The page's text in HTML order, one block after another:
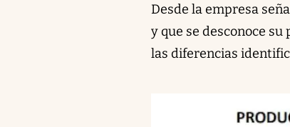
Desde la empresa
y que se desconoce
las diferencias